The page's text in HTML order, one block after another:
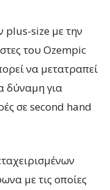
size με την
του Ozempic
να μετατραπεί
δύναμη για
σε second hand
με τις οποίες